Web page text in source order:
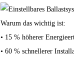
Warum das wichtig ist:
• 15 % höherer
• 60 % schnellerer